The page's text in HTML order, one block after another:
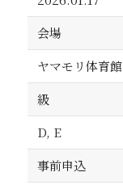
会場
ヤマモリ体育館
級
D, E
事前申込